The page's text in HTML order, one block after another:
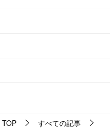
TOP
すべての記事